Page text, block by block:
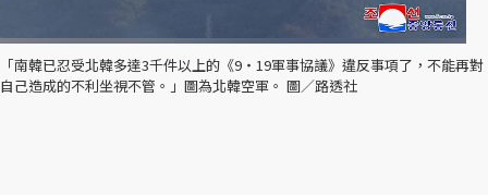
「南韓已忍受北韓多達3千件以上的《9‧19軍事協議》違反事項了，不能再對
自己造成的不利坐視不管。」圖為北韓空軍。 圖／路透社